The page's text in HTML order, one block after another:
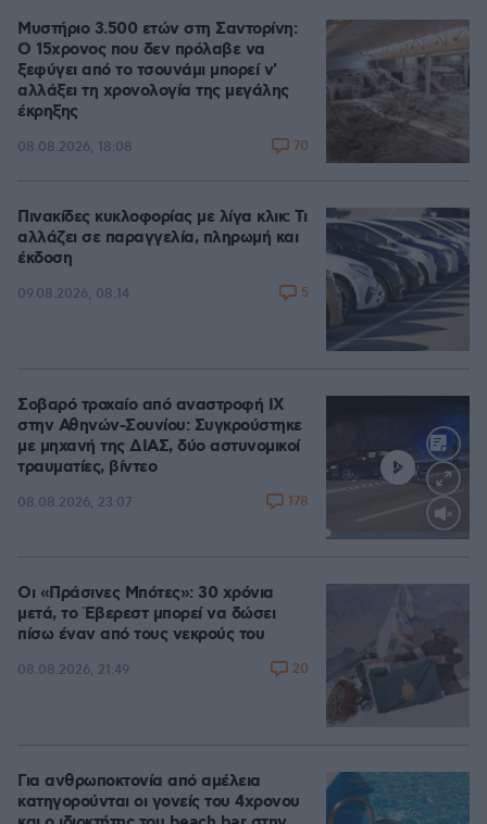
Μυστήριο 3.500 ετών στη Σαντορίνη:
Ο 15χρονος που δεν πρόλαβε να
ξεφύγει από το τσουνάμι μπορεί ν'
αλλάξει τη χρονολογία της μεγάλης
έκρηξης
08.08.2026, 18:08 70
Πινακίδες κυκλοφορίας με λίγα κλικ: Τι
αλλάζει σε παραγγελία, πληρωμή και
έκδοση
09.08.2026, 08:14 5
Σοβαρό τροχαίο από αναστροφή ΙΧ
στην Αθηνών-Σουνίου: Συγκρούστηκε
με μηχανή της ΔΙΑΣ, δύο αστυνομικοί
τραυματίες, βίντεο
08.08.2026, 23:07 178
Οι «Πράσινες Μπότες»: 30 χρόνια
μετά, το Έβερεστ μπορεί να δώσει
πίσω έναν από τους νεκρούς του
08.08.2026, 21:49 20
Για ανθρωποκτονία από αμέλεια
κατηγορούνται οι γονείς του 4χρονου